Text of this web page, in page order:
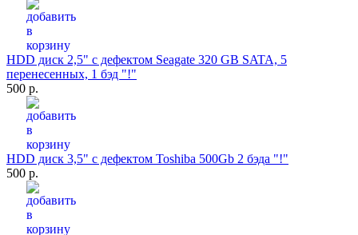
HDD диск 2,5" с дефектом Seagate 320 GB SATA, 5
перенесенных, 1 бэд "!"
500 р.
HDD диск 3,5" с дефектом Toshiba 500Gb 2 бэда "!"
500 р.